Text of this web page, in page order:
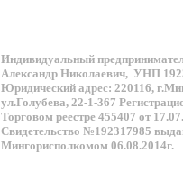
Индивидуальный
Александр Николаевич, УНП
Юридический адрес: 220116,
ул.Голубева, 22-1-367
Торговом реестре 455407 от
Свидетельство №192317985
Мингорисполкомом 06.08.2014г.